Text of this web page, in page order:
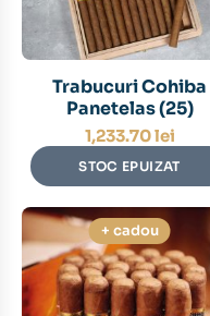
Trabucuri Cohiba
Panetelas (25)
1,233.70lei
STOC EPUIZAT
+ cadou